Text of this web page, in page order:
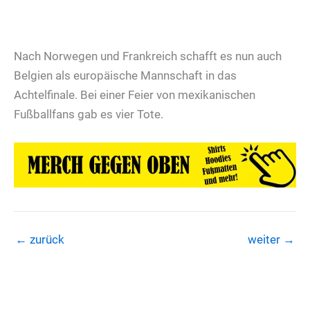
Nach Norwegen und Frankreich schafft es nun auch
Belgien als europäische Mannschaft in das
Achtelfinale. Bei einer Feier von mexikanischen
Fußballfans gab es vier Tote.
← zurück weiter →